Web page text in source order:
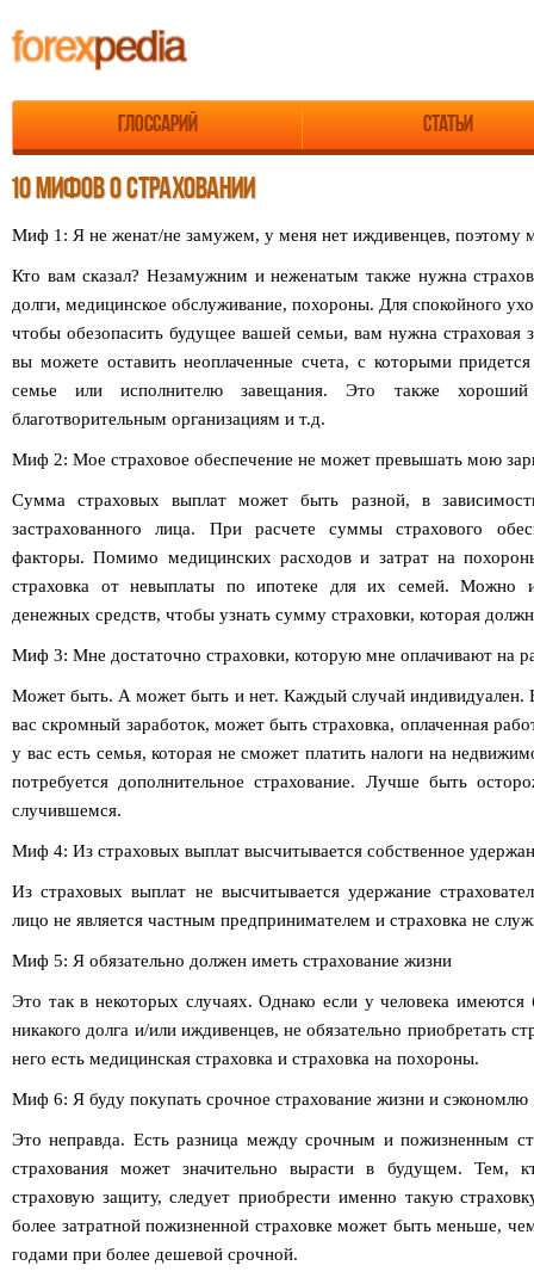
Глоссарий Статьи
10 МИФОВ О СТРАХОВАНИИ
Миф 1: Я не женат/не замужем, у меня нет иждивенцев, поэтому
Кто вам сказал? Незамужним и неженатым также нужна
долги, медицинское обслуживание, похороны. Для спокойного
чтобы обезопасить будущее вашей семьи, вам нужна страховая
вы можете оставить неоплаченные счета, с которыми
семье или исполнителю завещания. Это также хороший
благотворительным организациям и т.д.
Миф 2: Мое страховое обеспечение не может превышать мою
Сумма страховых выплат может быть разной, в
застрахованного лица. При расчете суммы страхового
факторы. Помимо медицинских расходов и затрат на
страховка от невыплаты по ипотеке для их семей. Можно
денежных средств, чтобы узнать сумму страховки, которая
Миф 3: Мне достаточно страховки, которую мне оплачивают на
Может быть. А может быть и нет. Каждый случай индивидуален.
вас скромный заработок, может быть страховка, оплаченная
у вас есть семья, которая не сможет платить налоги на
потребуется дополнительное страхование. Лучше быть
случившемся.
Миф 4: Из страховых выплат высчитывается собственное
Из страховых выплат не высчитывается удержание
лицо не является частным предпринимателем и страховка не
Миф 5: Я обязательно должен иметь страхование жизни
Это так в некоторых случаях. Однако если у человека
никакого долга и/или иждивенцев, не обязательно приобретать
него есть медицинская страховка и страховка на похороны.
Миф 6: Я буду покупать срочное страхование жизни и сэкономлю
Это неправда. Есть разница между срочным и пожизненным
страхования может значительно вырасти в будущем. Тем,
страховую защиту, следует приобрести именно такую
более затратной пожизненной страховке может быть меньше,
годами при более дешевой срочной.